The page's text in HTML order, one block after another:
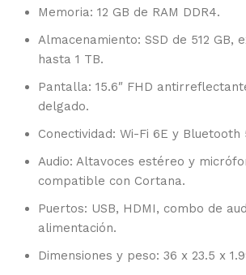
Memoria: 12 GB de RAM DDR4.
Almacenamiento: SSD de 512 GB,
hasta 1 TB.
Pantalla: 15.6″ FHD
delgado.
Conectividad: Wi-Fi 6E y Bluetooth
Audio: Altavoces estéreo y
compatible con Cortana.
Puertos: USB, HDMI, combo de
alimentación.
Dimensiones y peso: 36 x 23.5 x